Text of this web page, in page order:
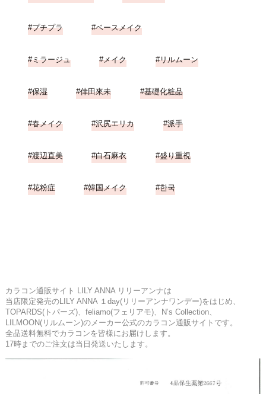
プチプラ ベースメイク
ミラージュ メイク リルムーン
保湿 倖田來未 基礎化粧品
春メイク 沢尻エリカ 派手
渡辺直美 白石麻衣 盛り重視
花粉症 韓国メイク 한국
カラコン通販サイト LILY ANNA リリーアンナは
当店限定発売のLILY ANNA １day(リリーアンナワンデー)をはじめ、
TOPARDS(トパーズ)、feliamo(フェリアモ)、N’s Collection、
LILMOON(リルムーン)のメーカー公式のカラコン通販サイトです。
全品送料無料でカラコンを皆様にお届けします。
17時までのご注文は当日発送いたします。